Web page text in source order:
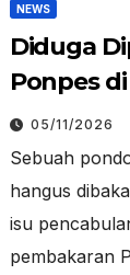
NEWS
Diduga
Ponpes
Dibakar
05/11/2026
Sebuah
hangus
isu
pembakaran